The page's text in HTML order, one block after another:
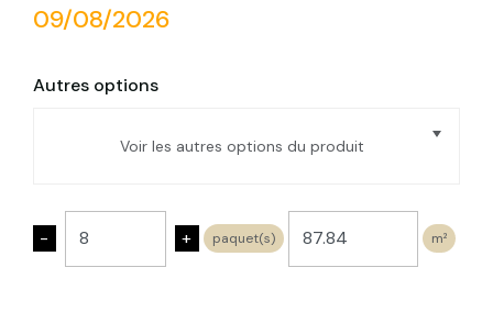
09/08/2026
Autres options
Voir les autres options du produit
SEMIN FLEX PLUS - 600x1220 - Ep.40mm
- paquet de 15 pan. de 0,732m² soit
- + paquet(s) m²